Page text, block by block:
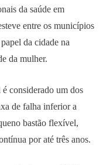
da saúde em
entre os municípios
da cidade na
da mulher.
considerado um dos
de falha inferior a
bastão flexível,
por até três anos.